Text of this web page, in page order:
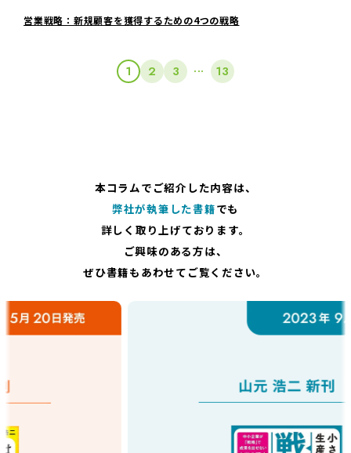
営業戦略：新規顧客を獲得するための4つの戦略
1 2 3 ... 13
本コラムでご紹介した内容は、
弊社が執筆した書籍でも
詳しく取り上げております。
ご興味のある方は、
ぜひ書籍もあわせてご覧ください。